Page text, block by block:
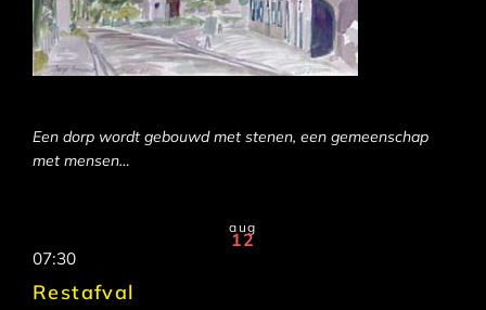
Een dorp wordt gebouwd met stenen, een gemeenschap
met mensen…
aug
12
07:30
Restafval